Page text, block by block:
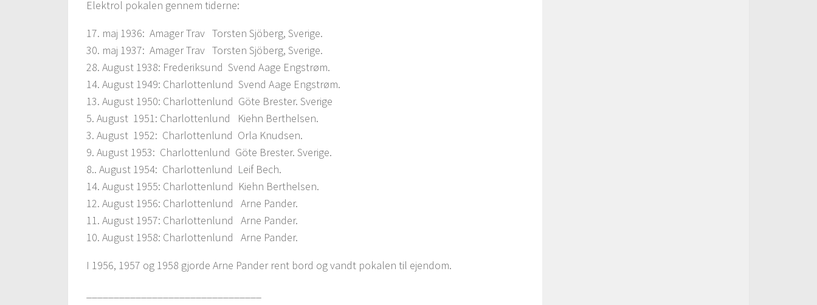
Elektrol pokalen gennem tiderne:
17. maj 1936: Amager Trav Torsten Sjöberg, Sverige.
30. maj 1937: Amager Trav Torsten Sjöberg, Sverige.
28. August 1938: Frederiksund Svend Aage Engstrøm.
14. August 1949: Charlottenlund Svend Aage Engstrøm.
13. August 1950: Charlottenlund Göte Brester. Sverige
5. August 1951: Charlottenlund Kiehn Berthelsen.
3. August 1952: Charlottenlund Orla Knudsen.
9. August 1953: Charlottenlund Göte Brester. Sverige.
8.. August 1954: Charlottenlund Leif Bech.
14. August 1955: Charlottenlund Kiehn Berthelsen.
12. August 1956: Charlottenlund Arne Pander.
11. August 1957: Charlottenlund Arne Pander.
10. August 1958: Charlottenlund Arne Pander.
I 1956, 1957 og 1958 gjorde Arne Pander rent bord og vandt pokalen til ejendom.